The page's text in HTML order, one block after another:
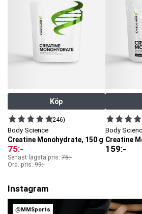
Kreatin ökar den fysiska prestationen vid
samband med kortvarig och högintensiv
effekten uppnås vid ett dagligt intag av 3 g
OBS! Kosttillskott bör användas som ett
och balanserad kost samt en hälsosam
Tillverkare:
Body Science
Köp
(246)
Body Science
Creatine Monohydrate, 150 g
75:-
Senast lägsta pris: 75:-
Ord. pris: 99:-
Body
Creatine
159:-
Instagram
@MMSports